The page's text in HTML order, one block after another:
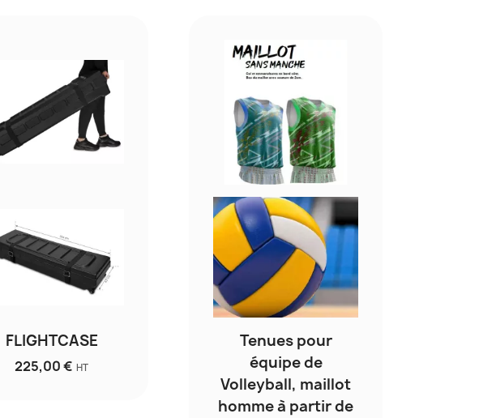
FLIGHTCASE
225,00 € HT
Tenues pour
équipe de
Volleyball, maillot
homme à partir de